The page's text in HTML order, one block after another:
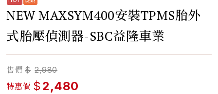
NEW MAXSYM400安裝TPMS胎外
式胎壓偵測器-SBC益隆車業
售價 $ 2,980
特惠價 $ 2,480